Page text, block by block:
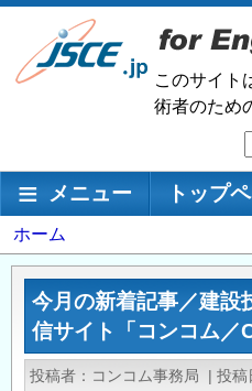
メ
ン
移
このサイト
術者のため
メインナビゲーション
メニュー トップ
パ
ン
く
ず
ホーム
今月の新着記事／建設
信サイト「コンコム／
投稿者 コンコム事務局 | 投稿